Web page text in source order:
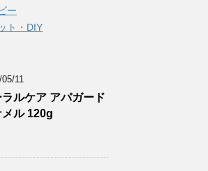
ー
ト・DIY
11
ラルケア アパガード
メル 120g